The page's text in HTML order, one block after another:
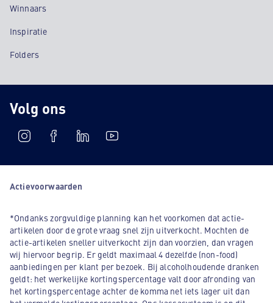
Winnaars
Inspiratie
Folders
Volg ons
Actievoorwaarden
*Ondanks zorgvuldige planning kan het voorkomen dat actie-
artikelen door de grote vraag snel zijn uitverkocht. Mochten de
actie-artikelen sneller uitverkocht zijn dan voorzien, dan vragen
wij hiervoor begrip. Er geldt maximaal 4 dezelfde (non-food)
aanbiedingen per klant per bezoek. Bij alcoholhoudende dranken
geldt: het werkelijke kortingspercentage valt door afronding van
het kortingspercentage achter de komma net iets lager uit dan